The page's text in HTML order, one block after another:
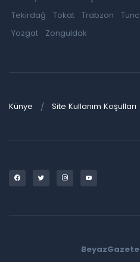
Tekirdağ
Tokat Trabzon
Yozgat
Zonguldak
Künye Site Kullanım Koşulları